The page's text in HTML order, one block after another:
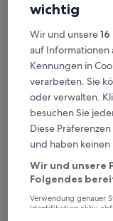
Verdiene
Mehr
Überprüfe die
wichtig
Wir und unsere16
auf Informationen
Kennungen in
verarbeiten. Sie
oder verwalten.
besuchen Sie
Diese
und haben keinen
Wir und unsere
Folgendes
Verwendung genauer
Identifikation aktiv